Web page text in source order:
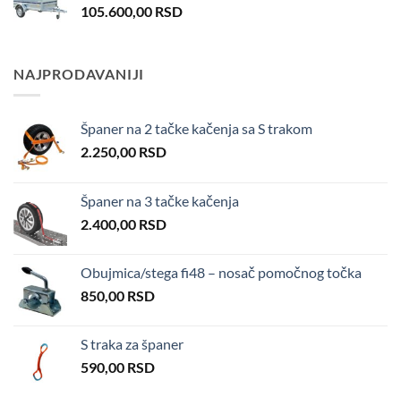
105.600,00 RSD
NAJPRODAVANIJI
Španer na 2 tačke kačenja sa S trakom
2.250,00 RSD
Španer na 3 tačke kačenja
2.400,00 RSD
Obujmica/stega fi48 – nosač pomočnog točka
850,00 RSD
S traka za španer
590,00 RSD